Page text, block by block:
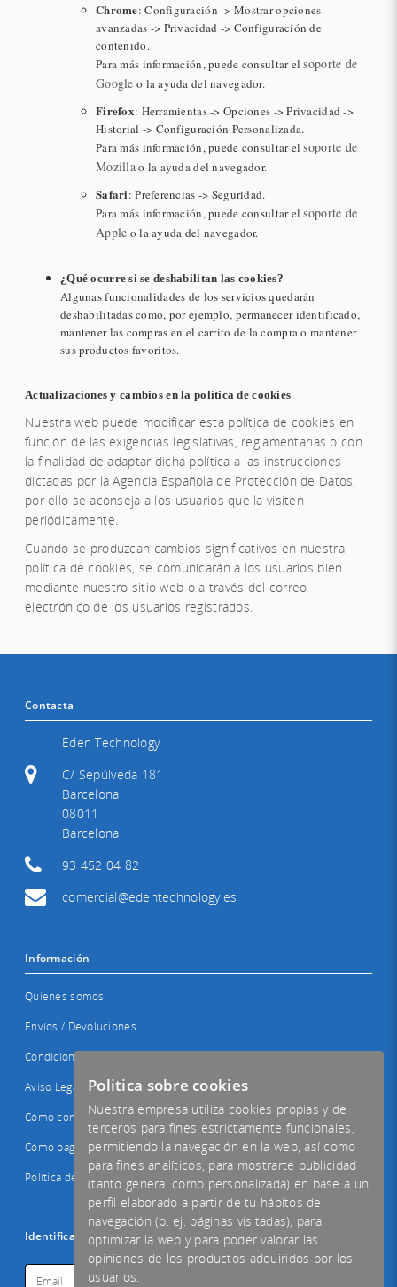
Chrome: Configuración -> Mostrar opciones
avanzadas -> Privacidad -> Configuración de
contenido.
Para más información, puede consultar elsoporte de
Google o la ayuda del navegador.
Firefox: Herramientas -> Opciones -> Privacidad ->
Historial -> Configuración Personalizada.
Para más información, puede consultar elsoporte de
Mozillao la ayuda del navegador.
Safari: Preferencias -> Seguridad.
Para más información, puede consultar elsoporte de
Apple o la ayuda del navegador.
¿Qué ocurre si se deshabilitan las cookies?
Algunas funcionalidades de los servicios quedarán
deshabilitadas como, por ejemplo, permanecer identificado,
mantener las compras en el carrito de la compra o mantener
sus productos favoritos.
Actualizaciones y cambios en la política de cookies
Nuestra web puede modificar esta política de cookies en
función de las exigencias legislativas, reglamentarias o con
la finalidad de adaptar dicha política a las instrucciones
dictadas por la Agencia Española de Protección de Datos,
por ello se aconseja a los usuarios que la visiten
periódicamente.
Cuando se produzcan cambios significativos en nuestra
política de cookies, se comunicarán a los usuarios bien
mediante nuestro sitio web o a través del correo
electrónico de los usuarios registrados.
Contacta
Eden Technology
C/ Sepúlveda 181
Barcelona
08011
Barcelona
93 452 04 82
comercial@edentechnology.es
Información
Quienes somos
Envíos / Devoluciones
Condiciones Generales
Aviso Legal / Privacidad
Cómo comprar
Cómo pagar
Política de aceptación de cookies
Identificación
Politica sobre cookies
Nuestra empresa utiliza cookies propias y de
terceros para fines estrictamente funcionales,
permitiendo la navegación en la web, así como
para fines analíticos, para mostrarte publicidad
(tanto general como personalizada) en base a un
perfil elaborado a partir de tu hábitos de
navegación (p. ej. páginas visitadas), para
optimizar la web y para poder valorar las
opiniones de los productos adquiridos por los
usuarios.